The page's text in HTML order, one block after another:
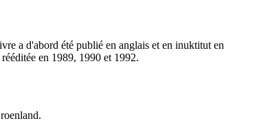
a d'abord été publié en anglais et en inuktitut en
en 1989, 1990 et 1992.